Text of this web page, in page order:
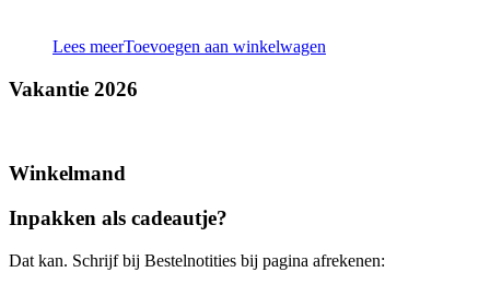
Lees meerToevoegen aan winkelwagen
Vakantie 2026
Winkelmand
Inpakken als cadeautje?
Dat kan. Schrijf bij Bestelnotities bij pagina afrekenen: